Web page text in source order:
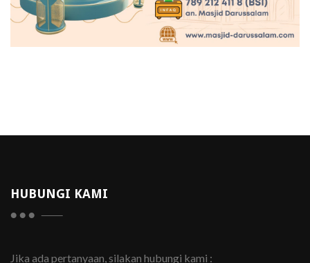
HUBUNGI KAMI
Jika ada pertanyaan, silakan hubungi kami :